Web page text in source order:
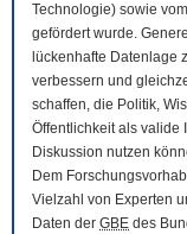
Technologie) sowie
gefördert wurde.
lückenhafte Datenlage
verbessern und
schaffen, die Politik,
Öffentlichkeit als valide
Diskussion nutzen
Dem
Vielzahl von Experten
Daten der GBE des